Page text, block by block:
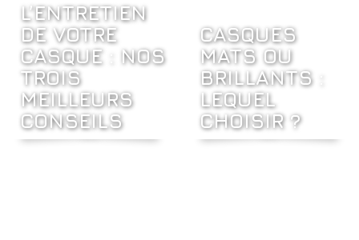
L’ENTRETIEN
DE VOTRE
CASQUE : NOS
TROIS
MEILLEURS
CONSEILS
CASQUES
MATS OU
BRILLANTS :
LEQUEL
CHOISIR ?